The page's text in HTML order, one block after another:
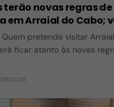
novas regras de
em Arraial do Cabo;
Quem pretende visitar
ficar atento às novas
2026